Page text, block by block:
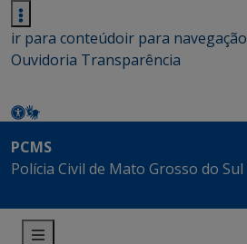
ir para conteúdoir para navegação
Ouvidoria Transparência
PCMS
Polícia Civil de Mato Grosso do Sul